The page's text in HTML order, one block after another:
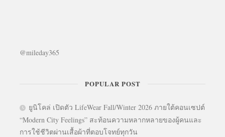
@mileday365
POPULAR POST
ยูนิโคล่ เปิดตัว LifeWear Fall/Winter 2026 ภายใต้คอนเซปต์
“Modern City Feelings” สะท้อนความหลากหลายของผู้คนและ
การใช้ชีวิตผ่านเสื้อผ้าที่ตอบโจทย์ทุกวัน